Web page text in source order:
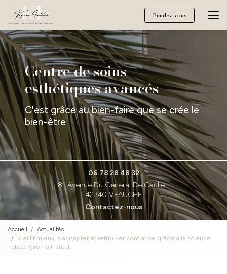
contenu
principal
Rendez-vous
Centre de soins
esthétiques avancés
C'est grâce au bien-faire que se crée le
bien-être
06 78 28 48 32
81 Avenue Du General De Gaulle -
42340 VEAUCHE
Contactez-nous
Accueil
Actualités
Vieillir mieux, s'accepter et retrouver confiance grâce à la science
chez Kyroma Institut